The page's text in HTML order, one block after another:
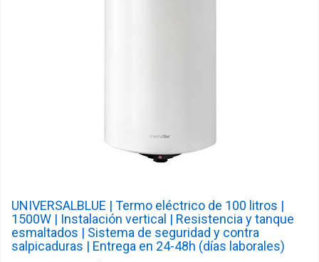
UNIVERSALBLUE | Termo eléctrico de 100 litros |
1500W | Instalación vertical | Resistencia y tanque
esmaltados | Sistema de seguridad y contra
salpicaduras | Entrega en 24-48h (días laborales)